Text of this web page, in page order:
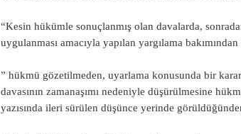
“Kesin hükümle sonuçlanmış olan davalarda,
uygulanması amacıyla yapılan yargılama
” hükmü gözetilmeden, uyarlama konusunda bir
davasının zamanaşımı nedeniyle düşürülmesine
yazısında ileri sürülen düşünce yerinde